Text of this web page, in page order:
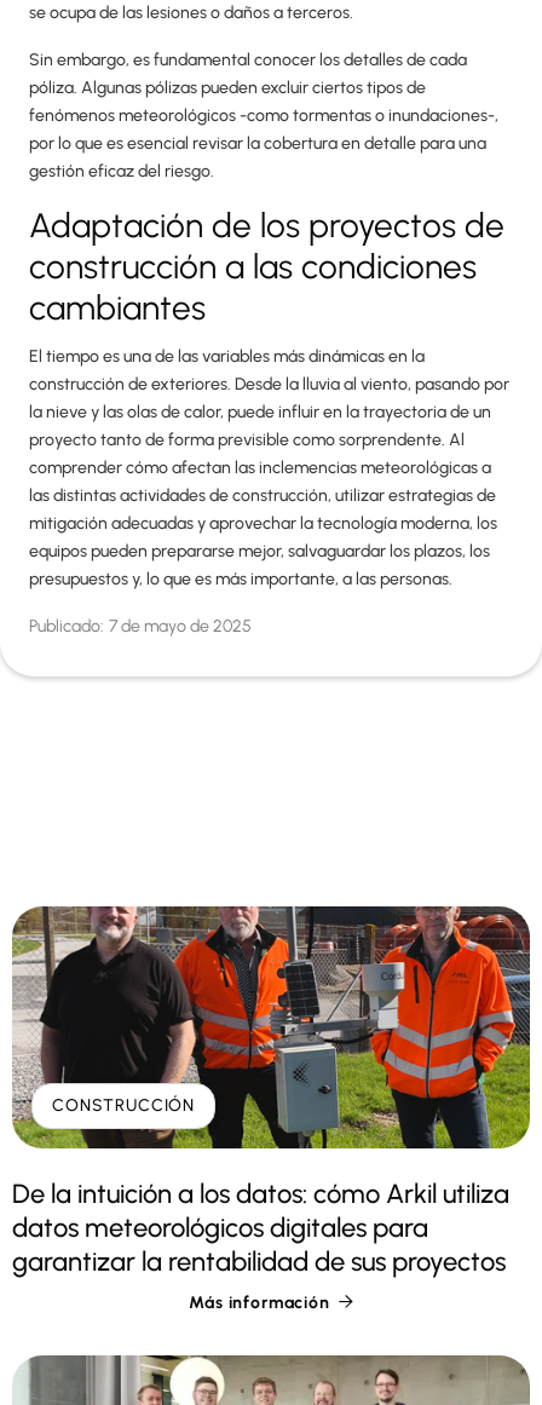
se ocupa de las lesiones o daños a terceros.
Sin embargo, es fundamental conocer los detalles de cada
póliza. Algunas pólizas pueden excluir ciertos tipos de
fenómenos meteorológicos -como tormentas o inundaciones-,
por lo que es esencial revisar la cobertura en detalle para una
gestión eficaz del riesgo.
Adaptación de los proyectos de
construcción a las condiciones
cambiantes
El tiempo es una de las variables más dinámicas en la
construcción de exteriores. Desde la lluvia al viento, pasando por
la nieve y las olas de calor, puede influir en la trayectoria de un
proyecto tanto de forma previsible como sorprendente. Al
comprender cómo afectan las inclemencias meteorológicas a
las distintas actividades de construcción, utilizar estrategias de
mitigación adecuadas y aprovechar la tecnología moderna, los
equipos pueden prepararse mejor, salvaguardar los plazos, los
presupuestos y, lo que es más importante, a las personas.
Publicado: 7 de mayo de 2025
CONSTRUCCIÓN
De la intuición a los datos: cómo Arkil utiliza
datos meteorológicos digitales para
garantizar la rentabilidad de sus proyectos
Más información 